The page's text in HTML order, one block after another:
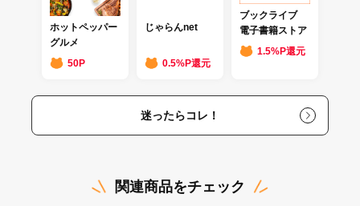
ホットペッパー
グルメ
50P
じゃらんnet
0.5%P還元
ブックライブ
電子書籍ストア
1.5%P還元
迷ったらコレ！
関連商品をチェック